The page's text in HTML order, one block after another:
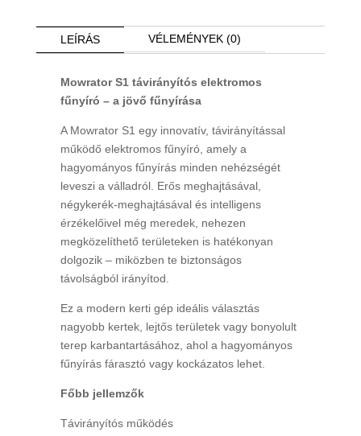
LEÍRÁS VÉLEMÉNYEK (0)
Mowrator S1 távirányítós elektromos
fűnyíró – a jövő fűnyírása
A Mowrator S1 egy innovatív, távirányítással
működő elektromos fűnyíró, amely a
hagyományos fűnyírás minden nehézségét
leveszi a válladról. Erős meghajtásával,
négykerék-meghajtásával és intelligens
érzékelőivel még meredek, nehezen
megközelíthető területeken is hatékonyan
dolgozik – miközben te biztonságos
távolságból irányítod.
Ez a modern kerti gép ideális választás
nagyobb kertek, lejtős területek vagy bonyolult
terep karbantartásához, ahol a hagyományos
fűnyírás fárasztó vagy kockázatos lehet.
Főbb jellemzők
Távirányítós működés